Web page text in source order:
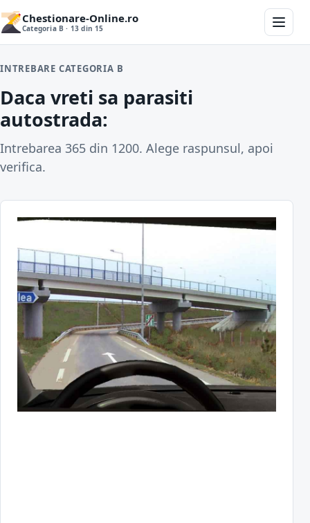
Chestionare-Online.ro
Categoria B · 13 din 15
INTREBARE CATEGORIA B
Daca vreti sa parasiti
autostrada:
Intrebarea 365 din 1200. Alege raspunsul, apoi
verifica.